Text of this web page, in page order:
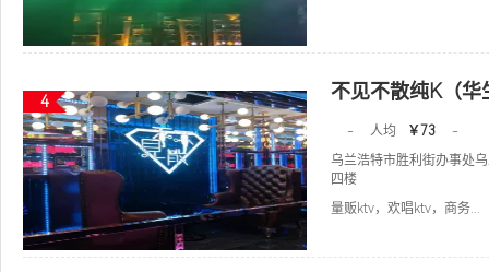
4 不见不散纯K（华
- 人均 ￥73
-
乌兰浩特市胜利街办事处
四楼
量贩ktv，欢唱ktv，商务...